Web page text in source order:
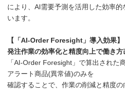
により、AI需要予測を活用した効率
います。
【「 AI-Order Foresight 」導入効果】
発注作業の効率化と精度向上で働き方
「AI-Order Foresight」で算出された
アラート商品(異常値)のみを
確認することで、作業の削減と精度の